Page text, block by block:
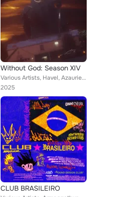
Without God: Season XIV
Various Artists, Havel, Azauriel, DISSECT, VECEIT, altair, Yeeto, luviate, Replica, Malaise, FOUND FOOTAGE, Algo, Mistrrr, Feel ...
2025
CLUB BRASILEIRO